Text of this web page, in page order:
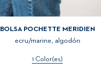
BOLSA POCHETTE MERIDIEN
ecru/marine, algodón
1 Color(es)